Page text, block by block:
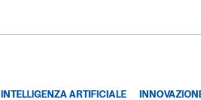
INTELLIGENZA ARTIFICIALE